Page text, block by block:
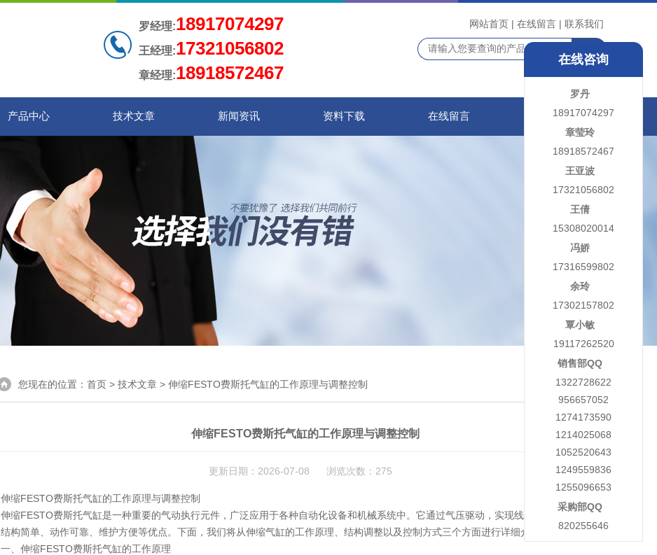
罗经理:18917074297
王经理:17321056802
章经理:18918572467
网站首页 | 在线留言 | 联系我们
产品中心 技术文章 新闻资讯 资料下载 在线留言 联系我们
您现在的位置： 首页 > 技术文章 > 伸缩FESTO费斯托气缸的工作原理与调整控制
伸缩FESTO费斯托气缸的工作原理与调整控制
更新日期：2026-07-08 浏览次数：275
伸缩FESTO费斯托气缸的工作原理与调整控制
伸缩FESTO费斯托气缸是一种重要的气动执行元件，广泛应用于各种自动化设备和机械系统中。它通过气压驱动，实现线性运动，并具有
结构简单、动作可靠、维护方便等优点。下面，我们将从伸缩气缸的工作原理、结构调整以及控制方式三个方面进行详细介绍。
一、伸缩FESTO费斯托气缸的工作原理
在线咨询
罗丹
18917074297
章莹玲
18918572467
王亚波
17321056802
王倩
15308020014
冯娇
17316599802
余玲
17302157802
覃小敏
19117262520
销售部QQ
1322728622
956657052
1274173590
1214025068
1052520643
1249559836
1255096653
采购部QQ
820255646